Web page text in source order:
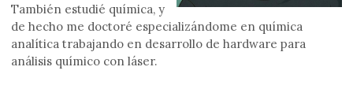
También estudié química, y
de hecho me doctoré especializándome en química
analítica trabajando en desarrollo de hardware para
análisis químico con láser.